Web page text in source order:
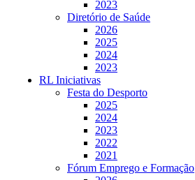
2023
Diretório de Saúde
2026
2025
2024
2023
RL Iniciativas
Festa do Desporto
2025
2024
2023
2022
2021
Fórum Emprego e Formação